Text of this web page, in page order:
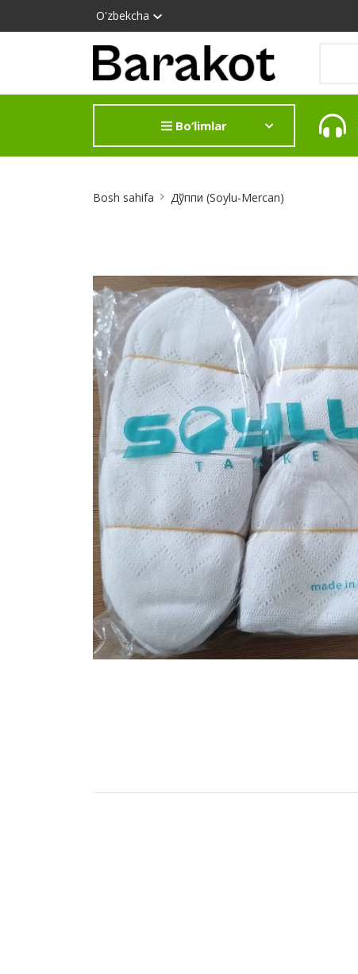
O'zbekcha
Bo‘limlar
Bosh sahifa Дўппи (Soylu-Mercan)